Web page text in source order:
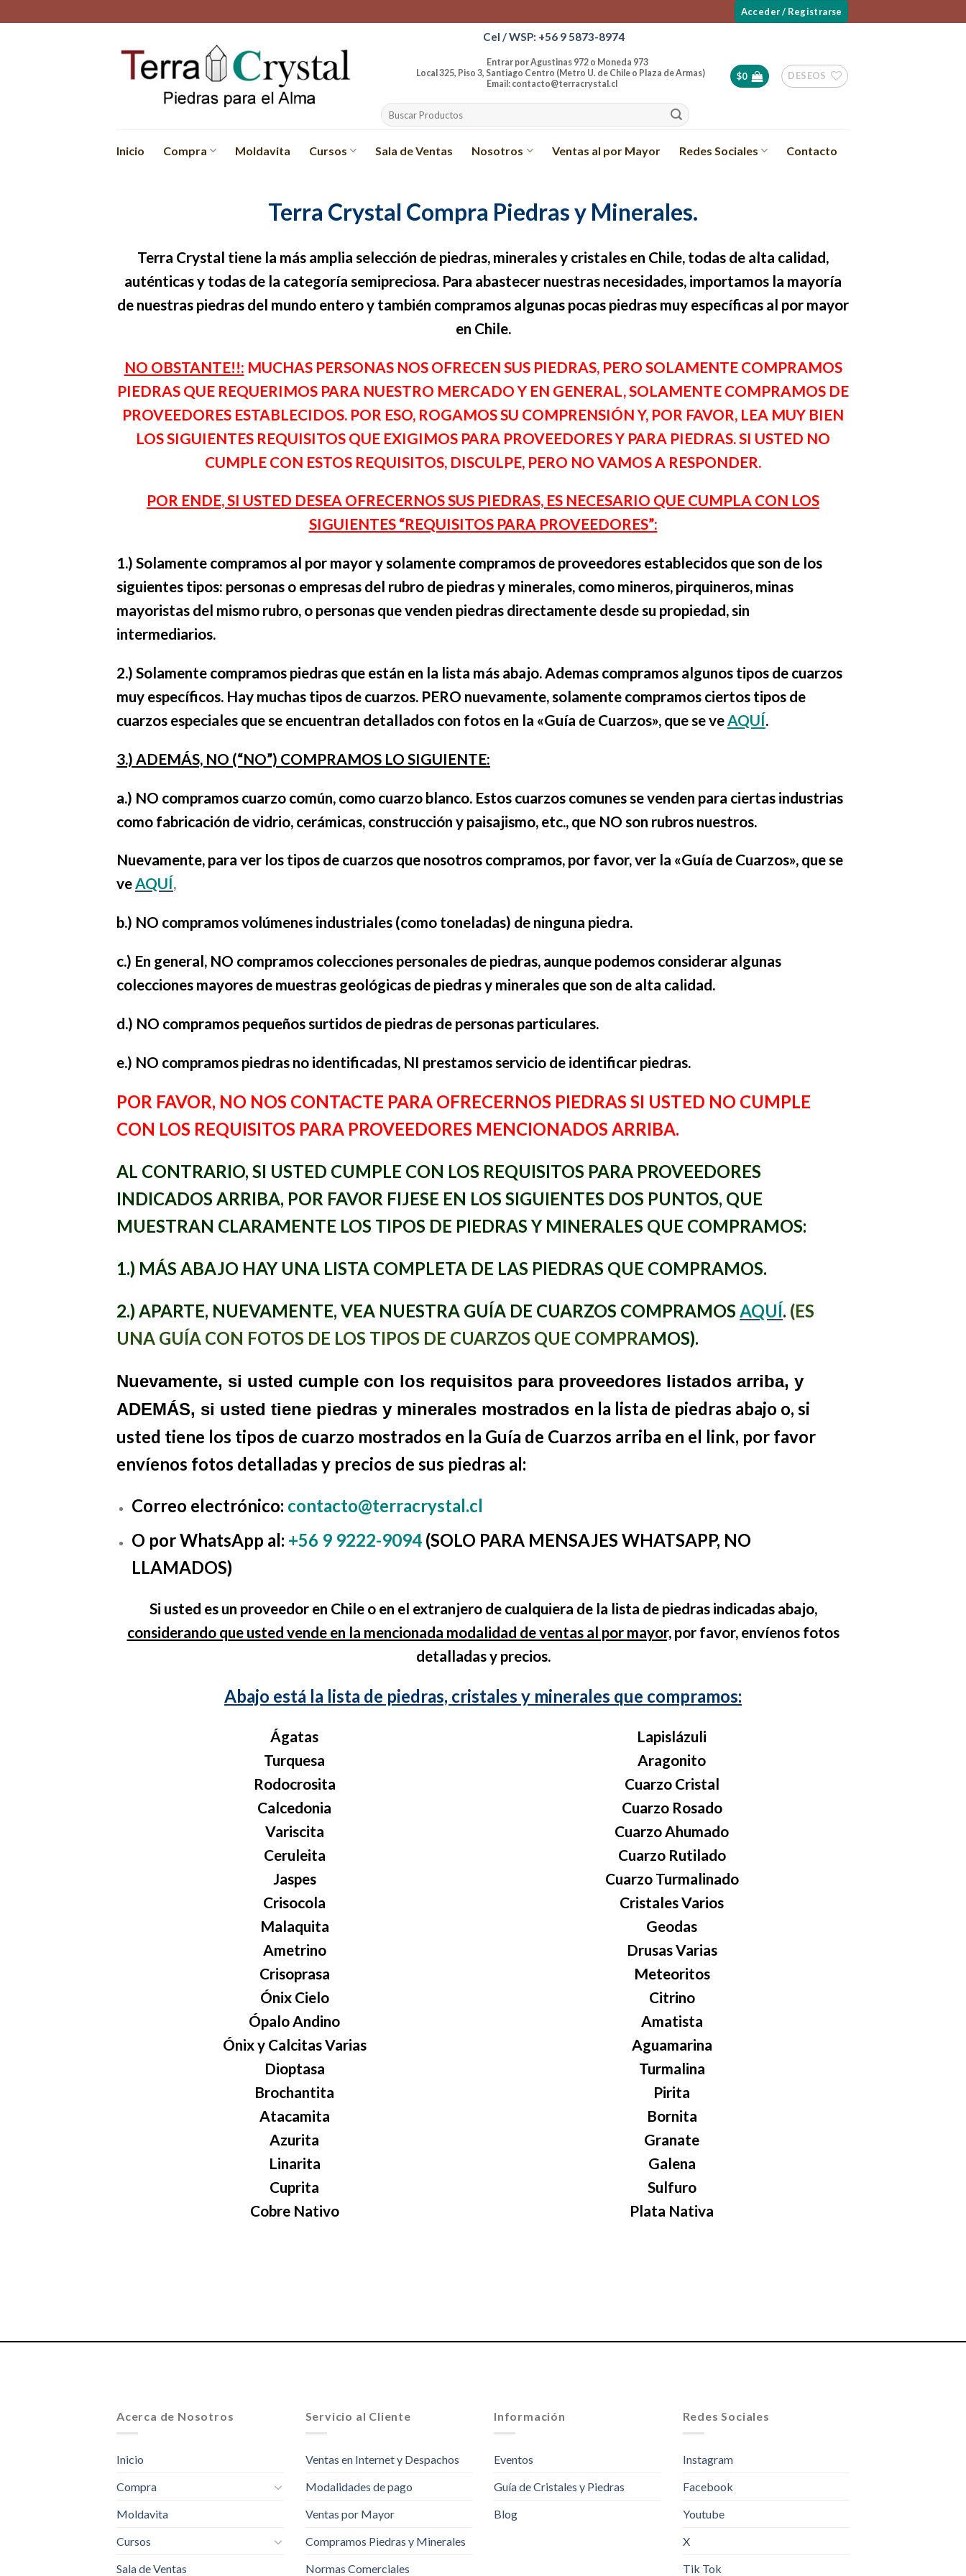
to
Acceder / Registrarse
Cel / WSP: +56 9 5873-8974
Entrar por Agustinas 972 o Moneda 973
Local 325, Piso 3, Santiago Centro (Metro U. de Chile o Plaza de Armas)
Email: contacto@terracrystal.cl
Buscar
por:
$0 DESEOS
Inicio Compra Moldavita Cursos Sala de Ventas Nosotros Ventas al por Mayor Redes Sociales Contacto
Terra Crystal Compra Piedras y Minerales.
Terra Crystal tiene la más amplia selección de piedras, minerales y cristales en Chile, todas de alta calidad,
auténticas y todas de la categoría semipreciosa. Para abastecer nuestras necesidades, importamos la mayoría
de nuestras piedras del mundo entero y también compramos algunas pocas piedras muy específicas al por mayor
en Chile.
NO OBSTANTE!!: MUCHAS PERSONAS NOS OFRECEN SUS PIEDRAS, PERO SOLAMENTE COMPRAMOS
PIEDRAS QUE REQUERIMOS PARA NUESTRO MERCADO Y EN GENERAL, SOLAMENTE COMPRAMOS DE
PROVEEDORES ESTABLECIDOS. POR ESO, ROGAMOS SU COMPRENSIÓN Y, POR FAVOR, LEA MUY BIEN
LOS SIGUIENTES REQUISITOS QUE EXIGIMOS PARA PROVEEDORES Y PARA PIEDRAS. SI USTED NO
CUMPLE CON ESTOS REQUISITOS, DISCULPE, PERO NO VAMOS A RESPONDER.
POR ENDE, SI USTED DESEA OFRECERNOS SUS PIEDRAS, ES NECESARIO QUE CUMPLA CON LOS
SIGUIENTES “REQUISITOS PARA PROVEEDORES”:
1.) Solamente compramos al por mayor y solamente compramos de proveedores establecidos que son de los
siguientes tipos: personas o empresas del rubro de piedras y minerales, como mineros, pirquineros, minas
mayoristas del mismo rubro, o personas que venden piedras directamente desde su propiedad, sin
intermediarios.
2.) Solamente compramos piedras que están en la lista más abajo. Ademas compramos algunos tipos de cuarzos
muy específicos. Hay muchas tipos de cuarzos. PERO nuevamente, solamente compramos ciertos tipos de
cuarzos especiales que se encuentran detallados con fotos en la «Guía de Cuarzos», que se ve AQUÍ.
3.) ADEMÁS, NO (“NO”) COMPRAMOS LO SIGUIENTE:
a.) NO compramos cuarzo común, como cuarzo blanco. Estos cuarzos comunes se venden para ciertas industrias
como fabricación de vidrio, cerámicas, construcción y paisajismo, etc., que NO son rubros nuestros.
Nuevamente, para ver los tipos de cuarzos que nosotros compramos, por favor, ver la «Guía de Cuarzos», que se
veAQUÍ,
b.) NO compramos volúmenes industriales (como toneladas) de ninguna piedra.
c.) En general, NO compramos colecciones personales de piedras, aunque podemos considerar algunas
colecciones mayores de muestras geológicas de piedras y minerales que son de alta calidad.
d.) NO compramos pequeños surtidos de piedras de personas particulares.
e.) NO compramos piedras no identificadas, NI prestamos servicio de identificar piedras.
POR FAVOR, NO NOS CONTACTE PARA OFRECERNOS PIEDRAS SI USTED NO CUMPLE
CON LOS REQUISITOS PARA PROVEEDORES MENCIONADOS ARRIBA.
AL CONTRARIO, SI USTED CUMPLE CON LOS REQUISITOS PARA PROVEEDORES
INDICADOS ARRIBA, POR FAVOR FIJESE EN LOS SIGUIENTES DOS PUNTOS, QUE
MUESTRAN CLARAMENTE LOS TIPOS DE PIEDRAS Y MINERALES QUE COMPRAMOS:
1.) MÁS ABAJO HAY UNA LISTA COMPLETA DE LAS PIEDRAS QUE COMPRAMOS.
2.) APARTE, NUEVAMENTE, VEA NUESTRA GUÍA DE CUARZOS COMPRAMOS AQUÍ. (ES
UNA GUÍA CON FOTOS DE LOS TIPOS DE CUARZOS QUE COMPRAMOS).
Nuevamente, si usted cumple con los requisitos para proveedores listados arriba, y
ADEMÁS, si usted tiene piedras y minerales mostrados en la lista de piedras abajo o, si
usted tiene los tipos de cuarzo mostrados en la Guía de Cuarzos arriba en el link, por favor
envíenos fotos detalladas y precios de sus piedras al:
Correo electrónico: contacto@terracrystal.cl
O por WhatsApp al: +56 9 9222-9094(SOLO PARA MENSAJES WHATSAPP, NO
LLAMADOS)
Si usted es un proveedor en Chile o en el extranjero de cualquiera de la lista de piedras indicadas abajo,
considerando que usted vende en la mencionada modalidad de ventas al por mayor,por favor, envíenos fotos
detalladas y precios.
Abajo está la lista de piedras, cristales y minerales que compramos:
Ágatas
Turquesa
Rodocrosita
Calcedonia
Variscita
Ceruleita
Jaspes
Crisocola
Malaquita
Ametrino
Crisoprasa
Ónix Cielo
Ópalo Andino
Ónix y Calcitas Varias
Dioptasa
Brochantita
Atacamita
Azurita
Linarita
Cuprita
Cobre Nativo
Lapislázuli
Aragonito
Cuarzo Cristal
Cuarzo Rosado
Cuarzo Ahumado
Cuarzo Rutilado
Cuarzo Turmalinado
Cristales Varios
Geodas
Drusas Varias
Meteoritos
Citrino
Amatista
Aguamarina
Turmalina
Pirita
Bornita
Granate
Galena
Sulfuro
Plata Nativa
Acerca de Nosotros
Inicio
Compra
Moldavita
Cursos
Sala de Ventas
Servicio al Cliente
Ventas en Internet y Despachos
Modalidades de pago
Ventas por Mayor
Compramos Piedras y Minerales
Normas Comerciales
Información
Eventos
Guía de Cristales y Piedras
Blog
Redes Sociales
Instagram
Facebook
Youtube
X
Tik Tok